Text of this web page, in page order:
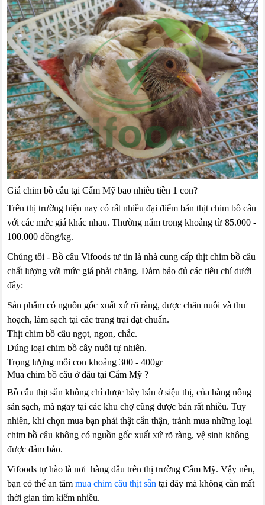
Giá chim bồ câu tại Cẩm Mỹ bao nhiêu tiền 1 con?
Trên thị trường hiện nay có rất nhiều đại điểm bán thịt chim bồ câu
với các mức giá khác nhau. Thường nằm trong khoảng từ 85.000 -
100.000 đồng/kg.
Chúng tôi - Bồ câu Vifoods tư tin là nhà cung cấp thịt chim bồ câu
chất lượng với mức giá phải chăng. Đảm bảo đủ các tiêu chí dưới
đây:
Sản phẩm có nguồn gốc xuất xứ rõ ràng, được chăn nuôi và thu
hoạch, làm sạch tại các trang trại đạt chuẩn.
Thịt chim bồ câu ngọt, ngon, chắc.
Đúng loại chim bồ cây nuôi tự nhiên.
Trọng lượng mỗi con khoảng 300 - 400gr
Mua chim bồ câu ở đâu tại Cẩm Mỹ ?
Bồ câu thịt sẵn không chỉ được bày bán ở siệu thị, của hàng nông
sản sạch, mà ngay tại các khu chợ cũng được bán rất nhiều. Tuy
nhiên, khi chọn mua bạn phải thật cẩn thận, tránh mua những loại
chim bồ câu không có nguồn gốc xuất xứ rõ ràng, vệ sinh không
được đảm bảo.
Vifoods tự hào là nơi hàng đầu trên thị trường Cẩm Mỹ. Vậy nên,
bạn có thể an tâmmua chim câu thịt sẵn tại đây mà không cần mất
thời gian tìm kiếm nhiều.